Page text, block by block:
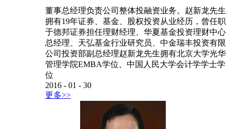
董事总经理负责公司整体投融资业务。赵新龙先生
拥有19年证券、基金、股权投资从业经历，曾任职
于德邦证券担任理财经理、华夏基金投资理财中心
总经理、天弘基金行业研究员、中金瑞丰投资有限
公司投资部副总经理赵新龙先生拥有北京大学光华
管理学院EMBA学位、中国人民大学会计学学士学
位
2016 - 01 - 30
更多>>